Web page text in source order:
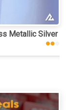
wrap folie
Metallic Silver